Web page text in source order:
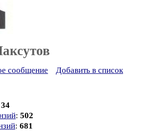
сообщение
Добавить в список
34
: 502
: 681